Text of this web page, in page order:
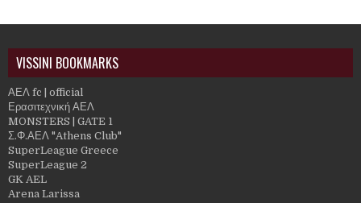
VISSINI BOOKMARKS
ΑΕΛ fc | official
Ερασιτεχνική ΑΕΛ
MONSTERS | GATE 1
Σ.Φ.ΑΕΛ "Athens Club"
SuperLeague Greece
SuperLeague 2
GK AEL
Arena Larissa